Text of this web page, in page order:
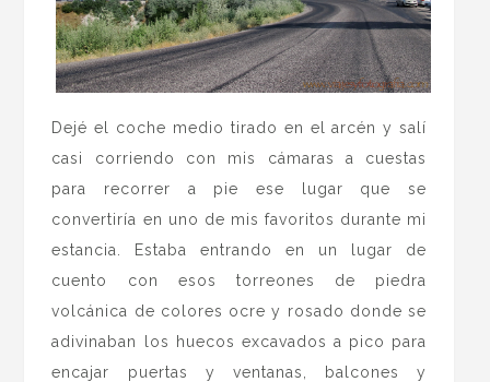
Dejé el coche medio tirado en el arcén y salí
casi corriendo con mis cámaras a cuestas
para recorrer a pie ese lugar que se
convertiría en uno de mis favoritos durante mi
estancia. Estaba entrando en un lugar de
cuento con esos torreones de piedra
volcánica de colores ocre y rosado donde se
adivinaban los huecos excavados a pico para
encajar puertas y ventanas, balcones y